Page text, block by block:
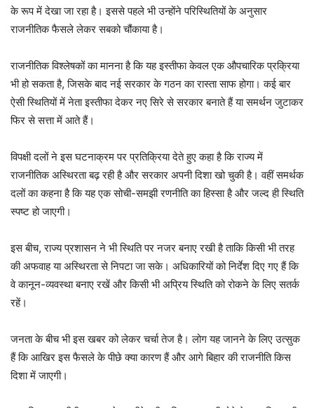
के रूप में देखा जा रहा है। इससे पहले भी उन्होंने परिस्थितियों के अनुसार
राजनीतिक फैसले लेकर सबको चौंकाया है।
राजनीतिक विश्लेषकों का मानना है कि यह इस्तीफा केवल एक औपचारिक प्रक्रिया
भी हो सकता है, जिसके बाद नई सरकार के गठन का रास्ता साफ होगा। कई बार
ऐसी स्थितियों में नेता इस्तीफा देकर नए सिरे से सरकार बनाते हैं या समर्थन जुटाकर
फिर से सत्ता में आते हैं।
विपक्षी दलों ने इस घटनाक्रम पर प्रतिक्रिया देते हुए कहा है कि राज्य में
राजनीतिक अस्थिरता बढ़ रही है और सरकार अपनी दिशा खो चुकी है। वहीं समर्थक
दलों का कहना है कि यह एक सोची-समझी रणनीति का हिस्सा है और जल्द ही स्थिति
स्पष्ट हो जाएगी।
इस बीच, राज्य प्रशासन ने भी स्थिति पर नजर बनाए रखी है ताकि किसी भी तरह
की अफवाह या अस्थिरता से निपटा जा सके। अधिकारियों को निर्देश दिए गए हैं कि
वे कानून-व्यवस्था बनाए रखें और किसी भी अप्रिय स्थिति को रोकने के लिए सतर्क
रहें।
जनता के बीच भी इस खबर को लेकर चर्चा तेज है। लोग यह जानने के लिए उत्सुक
हैं कि आखिर इस फैसले के पीछे क्या कारण हैं और आगे बिहार की राजनीति किस
दिशा में जाएगी।